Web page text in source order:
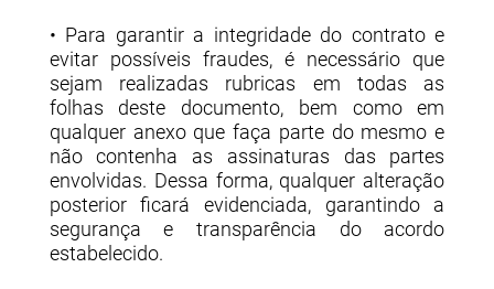
• Para garantir a integridade do contrato e
evitar possíveis fraudes, é necessário que
sejam realizadas rubricas em todas as
folhas deste documento, bem como em
qualquer anexo que faça parte do mesmo e
não contenha as assinaturas das partes
envolvidas. Dessa forma, qualquer alteração
posterior ficará evidenciada, garantindo a
segurança e transparência do acordo
estabelecido.